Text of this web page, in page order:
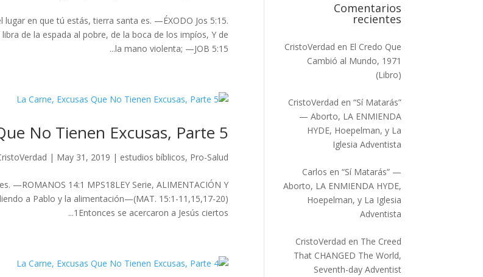
en que tú estás, tierra santa es. —ÉXODO Jos 5:15.
de la espada al pobre, de la boca de los impíos, Y de
la mano violenta; —JOB 5:15...
No Tienen Excusas, Parte 5
| May 31, 2019 | estudios bíblicos, Pro-Salud
—ROMANOS 14:1 MPS18LEY Serie, ALIMENTACIÓN Y
a Pablo y la alimentación—(MAT. 15:1-11,15,17-20)
1Entonces se acercaron a Jesús ciertos...
Comentarios
recientes
CristoVerdad en El Credo Que
Cambió al Mundo, 1971
(Libro)
CristoVerdad en “Sí Matarás”
— Aborto, LA ENMIENDA
HYDE, Hoepelman, y La
Iglesia Adventista
Carlos en “Sí Matarás” —
Aborto, LA ENMIENDA HYDE,
Hoepelman, y La Iglesia
Adventista
CristoVerdad en The Creed
That CHANGED The World,
Seventh-day Adventist